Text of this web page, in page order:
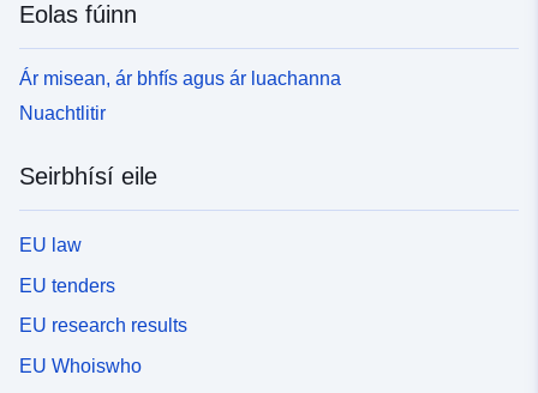
Eolas fúinn
Ár misean, ár bhfís agus ár luachanna
Nuachtlitir
Seirbhísí eile
EU law
EU tenders
EU research results
EU Whoiswho